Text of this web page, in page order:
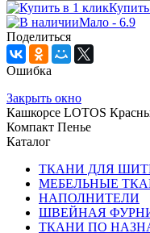
Мало - 6.9
Поделиться
Ошибка
Закрыть окно
Кашкорсе LOTOS
Компакт Пенье
Каталог
ТКАНИ ДЛЯ
МЕБЕЛЬНЫЕ
НАПОЛНИТЕЛИ
ШВЕЙНАЯ
ТКАНИ ПО